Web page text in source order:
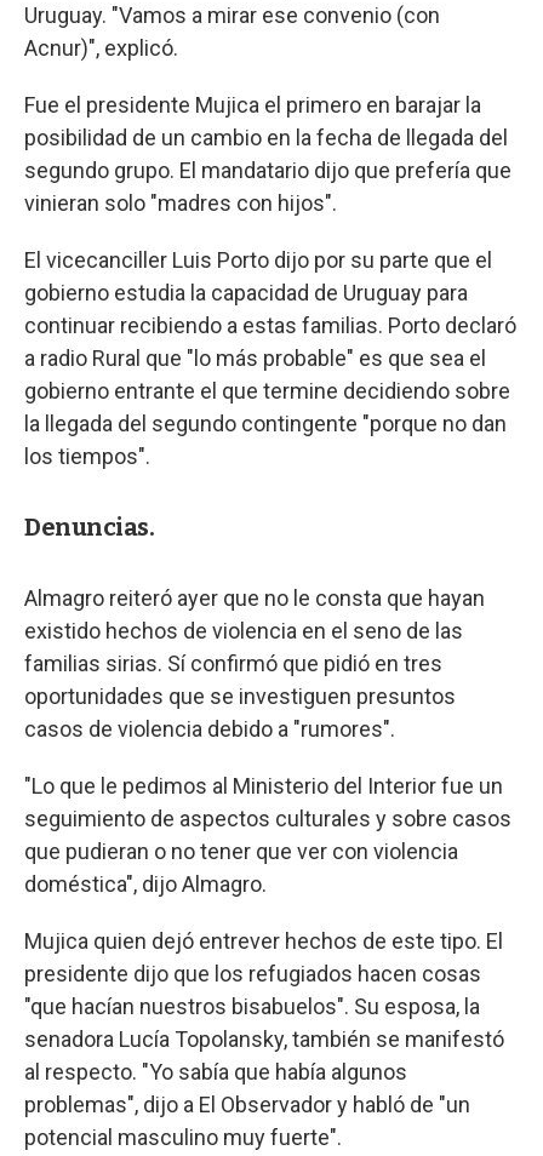
Uruguay. "Vamos a mirar ese convenio (con
Acnur)", explicó.
Fue el presidente Mujica el primero en barajar la
posibilidad de un cambio en la fecha de llegada del
segundo grupo. El mandatario dijo que prefería que
vinieran solo "madres con hijos".
El vicecanciller Luis Porto dijo por su parte que el
gobierno estudia la capacidad de Uruguay para
continuar recibiendo a estas familias. Porto declaró
a radio Rural que "lo más probable" es que sea el
gobierno entrante el que termine decidiendo sobre
la llegada del segundo contingente "porque no dan
los tiempos".
Denuncias.
Almagro reiteró ayer que no le consta que hayan
existido hechos de violencia en el seno de las
familias sirias. Sí confirmó que pidió en tres
oportunidades que se investiguen presuntos
casos de violencia debido a "rumores".
"Lo que le pedimos al Ministerio del Interior fue un
seguimiento de aspectos culturales y sobre casos
que pudieran o no tener que ver con violencia
doméstica", dijo Almagro.
Mujica quien dejó entrever hechos de este tipo. El
presidente dijo que los refugiados hacen cosas
"que hacían nuestros bisabuelos". Su esposa, la
senadora Lucía Topolansky, también se manifestó
al respecto. "Yo sabía que había algunos
problemas", dijo a El Observador y habló de "un
potencial masculino muy fuerte".